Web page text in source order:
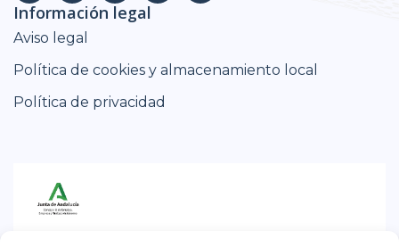
Información legal
Aviso legal
Política de cookies y almacenamiento local
Política de privacidad